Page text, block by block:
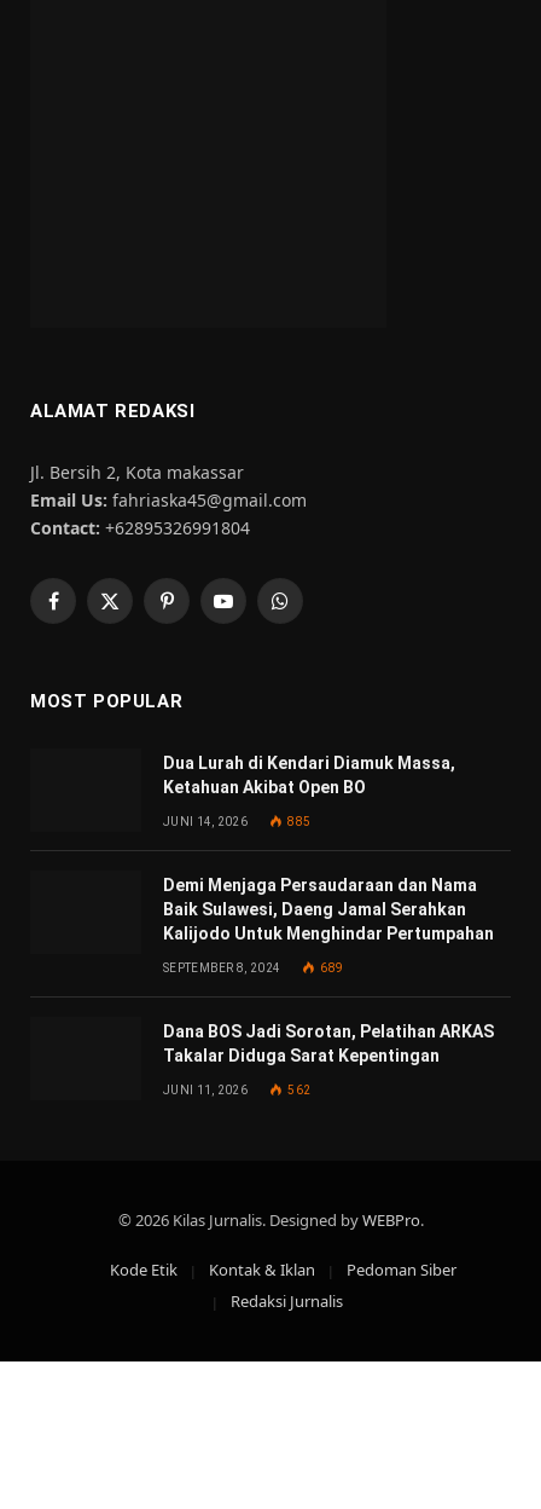
ALAMAT REDAKSI
Jl. Bersih 2, Kota makassar
Email Us: fahriaska45@gmail.com
Contact: +62895326991804
Facebook
X
PinterestYouTubeWhatsApp
MOST POPULAR
Dua Lurah di Kendari Diamuk Massa,
Ketahuan Akibat Open BO
JUNI 14, 2026 885
Demi Menjaga Persaudaraan dan Nama
Baik Sulawesi, Daeng Jamal Serahkan
Kalijodo Untuk Menghindar Pertumpahan
SEPTEMBER 8, 2024 689
Dana BOS Jadi Sorotan, Pelatihan ARKAS
Takalar Diduga Sarat Kepentingan
JUNI 11, 2026 562
© 2026 Kilas Jurnalis. Designed byWEBPro.
Kode Etik Kontak & Iklan
Pedoman Siber
Redaksi Jurnalis